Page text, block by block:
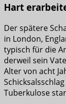
Hart
Der spätere
in London,
typisch für die
derweil sein
Alter von acht
Tuberkulose